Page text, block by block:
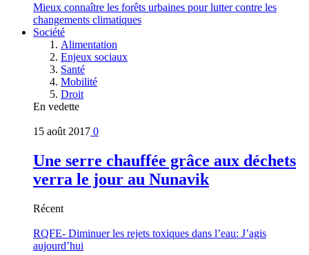
Mieux connaître les forêts urbaines pour lutter contre les
changements climatiques
Société
Alimentation
Enjeux sociaux
Santé
Mobilité
Droit
En vedette
15 août 2017 0
Une serre chauffée grâce aux déchets
verra le jour au Nunavik
Récent
RQFE- Diminuer les rejets toxiques dans l’eau: J’agis
aujourd’hui